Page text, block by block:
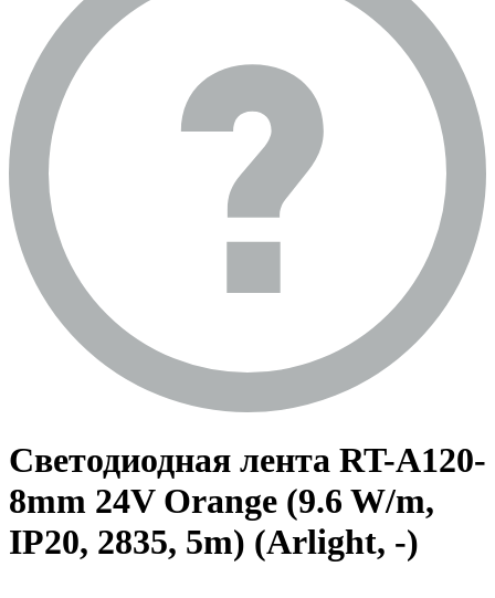
Светодиодная лента RT-A120-
8mm 24V Orange (9.6 W/m,
IP20, 2835, 5m) (Arlight, -)